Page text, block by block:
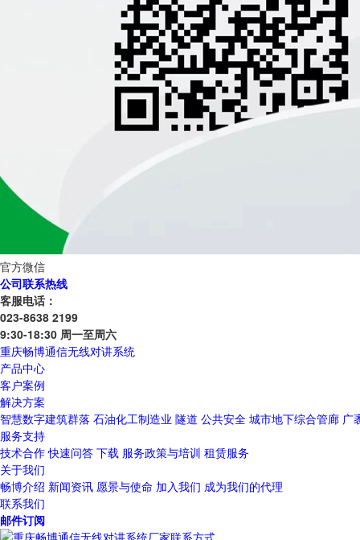
官方微信
公司联系热线
客服电话：
023-8638 2199
9:30-18:30 周一至周六
重庆畅博通信无线对讲系统
产品中心
客户案例
解决方案
智慧数字建筑群落 石油化工制造业 隧道 公共安全 城市地下综合管廊 广
服务支持
技术合作 快速问答 下载 服务政策与培训 租赁服务
关于我们
畅博介绍 新闻资讯 愿景与使命 加入我们 成为我们的代理
联系我们
邮件订阅